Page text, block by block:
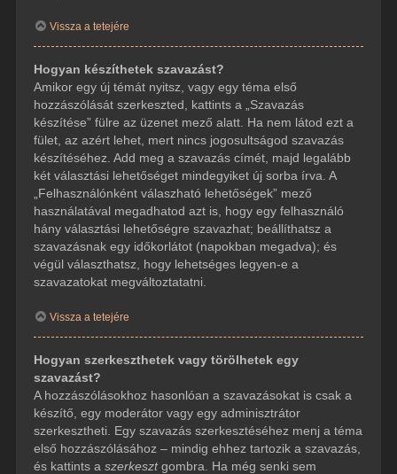
Vissza a tetejére
Hogyan készíthetek szavazást?
Amikor egy új témát nyitsz, vagy egy téma első
hozzászólását szerkeszted, kattints a „Szavazás
készítése” fülre az üzenet mező alatt. Ha nem látod ezt a
fület, az azért lehet, mert nincs jogosultságod szavazás
készítéséhez. Add meg a szavazás címét, majd legalább
két választási lehetőséget mindegyiket új sorba írva. A
„Felhasználónként válaszható lehetőségek” mező
használatával megadhatod azt is, hogy egy felhasználó
hány választási lehetőségre szavazhat; beállíthatsz a
szavazásnak egy időkorlátot (napokban megadva); és
végül választhatsz, hogy lehetséges legyen-e a
szavazatokat megváltoztatatni.
Vissza a tetejére
Hogyan szerkeszthetek vagy törölhetek egy
szavazást?
A hozzászólásokhoz hasonlóan a szavazásokat is csak a
készítő, egy moderátor vagy egy adminisztrátor
szerkesztheti. Egy szavazás szerkesztéséhez menj a téma
első hozzászólásához – mindig ehhez tartozik a szavazás,
és kattints a szerkesztgombra. Ha még senki sem